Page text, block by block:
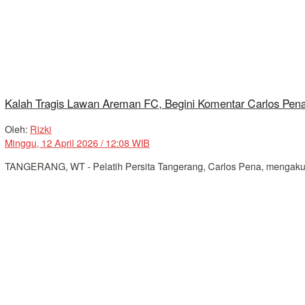
Kalah Tragis Lawan Areman FC, Begini Komentar Carlos
Oleh: Rizki
Minggu, 12 April 2026 / 12:08 WIB
TANGERANG, WT - Pelatih Persita Tangerang, Carlos Pena,